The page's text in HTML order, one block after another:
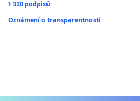
1 320 podpisů
Oznámení o transparentnosti